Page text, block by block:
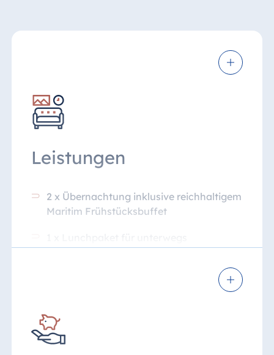
Leistungen
2 x Übernachtung inklusive reichhaltigem
Maritim Frühstücksbuffet
Kartenmaterial mit Routenvorschlägen
Stellplatz für Ihr Rad oder E-Bike in
unserem abgeschlossenen Fahrradraum